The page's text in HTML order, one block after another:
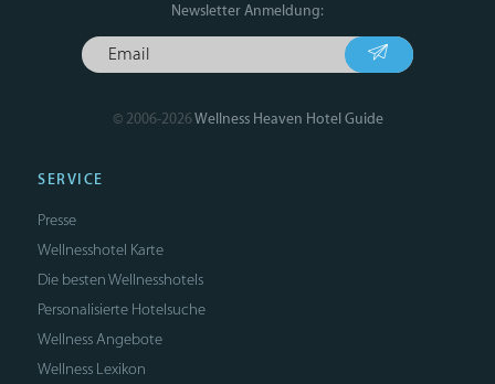
Newsletter Anmeldung:
© 2006-2026Wellness Heaven Hotel Guide
SERVICE
Presse
Wellnesshotel Karte
Die besten Wellnesshotels
Personalisierte Hotelsuche
Wellness Angebote
Wellness Lexikon